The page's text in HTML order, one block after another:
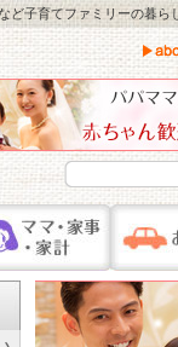
ど子育てファミリーの暮ら